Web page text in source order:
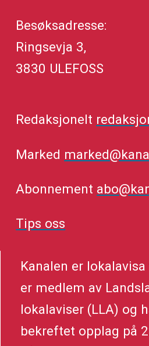
Besøksadresse:
Ringsevja 3,
3830 ULEFOSS
Redaksjonelt
Marked
Abonnement
Tips oss
Kanalen er
er medlem av
lokalaviser (LLA) og
bekreftet opplag på